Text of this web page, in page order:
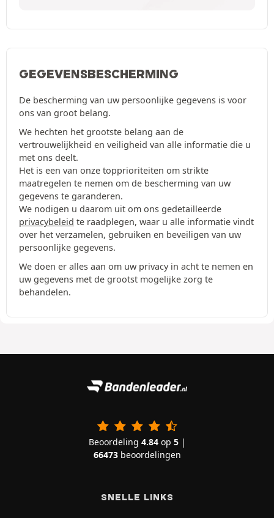
GEGEVENSBESCHERMING
De bescherming van uw persoonlijke gegevens is voor
ons van groot belang.
We hechten het grootste belang aan de
vertrouwelijkheid en veiligheid van alle informatie die u
met ons deelt.
Het is een van onze topprioriteiten om strikte
maatregelen te nemen om de bescherming van uw
gegevens te garanderen.
We nodigen u daarom uit om ons gedetailleerde
privacybeleid te raadplegen, waar u alle informatie vindt
over het verzamelen, gebruiken en beveiligen van uw
persoonlijke gegevens.
We doen er alles aan om uw privacy in acht te nemen en
uw gegevens met de grootst mogelijke zorg te
behandelen.
Beoordeling 4.84op 5|
66473beoordelingen
SNELLE LINKS